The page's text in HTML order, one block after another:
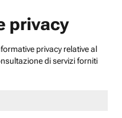
privacy
privacy relative al
di servizi forniti